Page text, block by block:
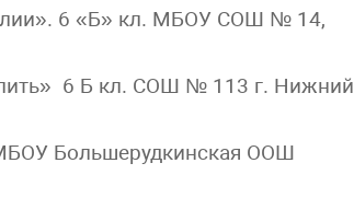
6 «Б» кл. МБОУ СОШ № 14,
6 Б кл. СОШ № 113 г. Нижний
Большерудкинская ООШ